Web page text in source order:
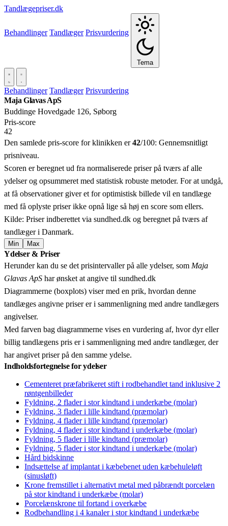
Tandlægepriser.dk
Behandlinger Tandlæger Prisvurdering
Tema
Behandlinger Tandlæger Prisvurdering
Maja Glavas ApS
Buddinge Hovedgade 126, Søborg
Pris‑score
42
Den samlede pris-score for klinikken er42/100: Gennemsnitligt
prisniveau.
Scoren er beregnet ud fra normaliserede priser på tværs af alle
ydelser og opsummeret med statistisk robuste metoder. For at undgå,
at få observationer giver et for optimistisk billede vil en tandlæge
med få oplyste priser ikke opnå lige så høj en score som ellers.
Kilde: Priser indberettet via sundhed.dk og beregnet på tværs af
tandlæger i Danmark.
Min Max
+
−
Ydelser & Priser
Herunder kan du se det prisintervaller på alle ydelser, som Maja
Glavas ApS har ønsket at angive til sundhed.dk
Diagrammerne (boxplots) viser med en prik, hvordan denne
tandlæges angivne priser er i sammenligning med andre tandlægers
angivelser.
Med farven bag diagrammerne vises en vurdering af, hvor dyr eller
billig tandlægens pris er i sammenligning med andre tandlæger, der
har angivet priser på den samme ydelse.
Indholdsfortegnelse for ydelser
Cementeret præfabrikeret stift i rodbehandlet tand inklusive 2
røntgenbilleder
Fyldning, 2 flader i stor kindtand i underkæbe (molar)
Fyldning, 3 flader i lille kindtand (præmolar)
Fyldning, 4 flader i lille kindtand (præmolar)
Fyldning, 4 flader i stor kindtand i underkæbe (molar)
Fyldning, 5 flader i lille kindtand (præmolar)
Fyldning, 5 flader i stor kindtand i underkæbe (molar)
Hård bidskinne
Indsættelse af implantat i kæbebenet uden kæbehuleløft
(sinusløft)
Krone fremstillet i alternativt metal med påbrændt porcelæn
på stor kindtand i underkæbe (molar)
Porcelænskrone til fortand i overkæbe
Rodbehandling i 4 kanaler i stor kindtand i underkæbe